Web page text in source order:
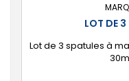
LOT DE
Lot de 3 spatules à